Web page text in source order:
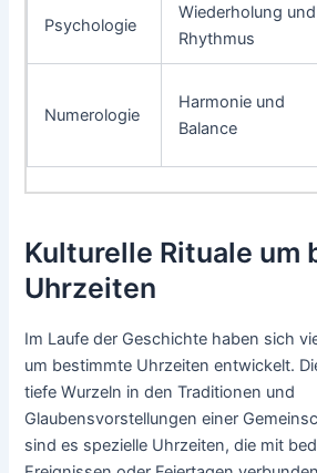
Psychologie
Wiederholung und
Rhythmus
Numerologie
Harmonie und
Balance
Kulturelle Rituale um
Uhrzeiten
Im Laufe der Geschichte haben sich
um bestimmte Uhrzeiten entwickelt.
tiefe Wurzeln in den Traditionen und
Glaubensvorstellungen einer
sind es spezielle Uhrzeiten, die mit